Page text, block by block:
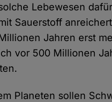
Lebewesen
Sauerstoff
Jahren erst
vor 500 Millionen
Planeten sollen